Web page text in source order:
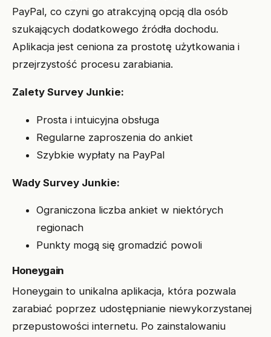
PayPal, co czyni go atrakcyjną opcją dla osób
szukających dodatkowego źródła dochodu.
Aplikacja jest ceniona za prostotę użytkowania i
przejrzystość procesu zarabiania.
Zalety Survey Junkie:
Prosta i intuicyjna obsługa
Regularne zaproszenia do ankiet
Szybkie wypłaty na PayPal
Wady Survey Junkie:
Ograniczona liczba ankiet w niektórych
regionach
Punkty mogą się gromadzić powoli
Honeygain
Honeygain to unikalna aplikacja, która pozwala
zarabiać poprzez udostępnianie niewykorzystanej
przepustowości internetu. Po zainstalowaniu